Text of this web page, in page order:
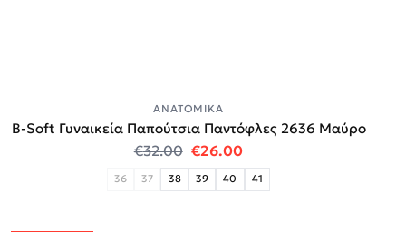
ΑΝΑΤΟΜΙΚΆ
B-Soft Γυναικεία Παπούτσια Παντόφλες 2636 Μαύρο
€32.00 Original price was: €32.00.
€26.00Η τρέχουσα τιμή
36 37 38 39 40 41